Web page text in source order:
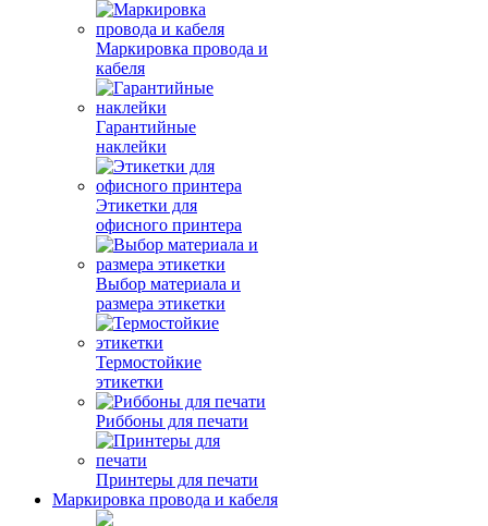
Маркировка провода и
кабеля
Гарантийные
наклейки
Этикетки для
офисного принтера
Выбор материала и
размера этикетки
Термостойкие
этикетки
Риббоны для печати
Принтеры для печати
Маркировка провода и кабеля